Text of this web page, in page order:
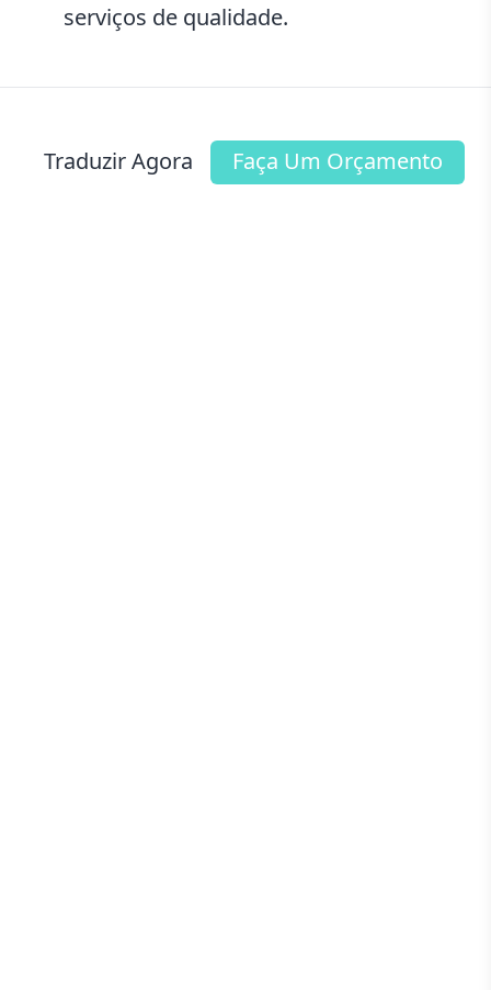
serviços de qualidade.
Traduzir Agora Faça Um Orçamento